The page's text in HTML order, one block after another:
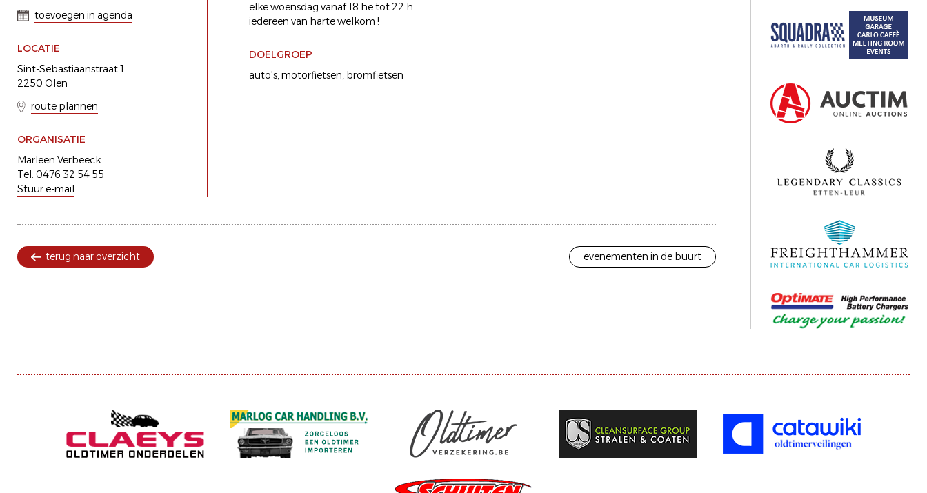
toevoegen in agenda
LOCATIE
Sint-Sebastiaanstraat 1
2250 Olen
route plannen
ORGANISATIE
Marleen Verbeeck
Tel. 0476 32 54 55
Stuur e-mail
elke woensdag vanaf 18 he tot 22 h .
iedereen van harte welkom !
DOELGROEP
auto's motorfietsen bromfietsen
terug naar overzicht evenementen in de buurt